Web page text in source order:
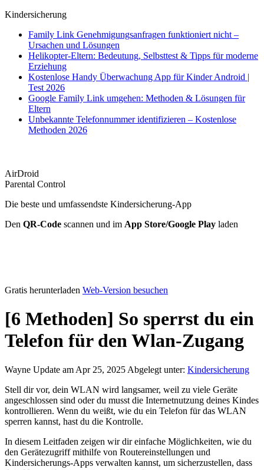
Kindersicherung
Family Link Genehmigungsanfragen funktioniert nicht –
Ursachen und Lösungen
Helikopter-Eltern: Bedeutung, Selbsttest & Tipps für moderne
Erziehung
Kostenlose Handy Überwachung App für Kinder Android |
Test 2026
Google Family Link umgehen: Methoden & Lösungen für
Eltern
Unbekannte Telefonnummer identifizieren – Kostenlose
Methoden 2026
AirDroid
Parental Control
Die beste und umfassendste Kindersicherung-App
Den QR-Code scannen und im App Store/Google Play laden
Gratis herunterladen Web-Version besuchen
[6 Methoden] So sperrst du ein
Telefon für den Wlan-Zugang
Wayne Update am Apr 25, 2025 Abgelegt unter: Kindersicherung
Stell dir vor, dein WLAN wird langsamer, weil zu viele Geräte
angeschlossen sind oder du musst die Internetnutzung deines Kindes
kontrollieren. Wenn du weißt, wie du ein Telefon für das WLAN
sperren kannst, hast du die Kontrolle.
In diesem Leitfaden zeigen wir dir einfache Möglichkeiten, wie du
den Gerätezugriff mithilfe von Routereinstellungen und
Kindersicherungs-Apps verwalten kannst, um sicherzustellen, dass